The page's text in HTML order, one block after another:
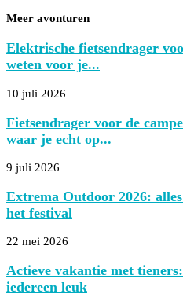
Meer avonturen
Elektrische fietsendrager
weten voor je...
10 juli 2026
Fietsendrager voor de
waar je echt op...
9 juli 2026
Extrema Outdoor 2026:
het festival
22 mei 2026
Actieve vakantie met
iedereen leuk